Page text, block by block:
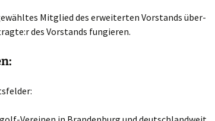
Mit­glied des erwei­ter­ten Vor­stands über­
des Vor­stands fungieren.